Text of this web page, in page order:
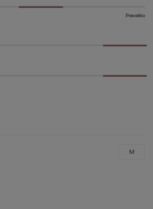
Preveliko
M